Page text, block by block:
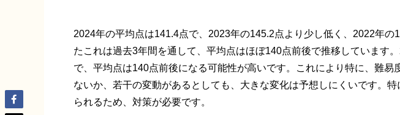
2024年の平均点は141.4点で、2023年の145.2点より少し低く、2022年の
たこれは過去3年間を通して、平均点はほぼ140点前後で推移しています
で、平均点は140点前後になる可能性が高いです。これにより特に、難易
ないか、若干の変動があるとしても、大きな変化は予想しにくいです。
られるため、対策が必要です。